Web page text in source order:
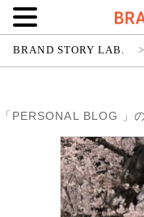
BRAND STORY LAB. >
「PERSONAL BLOG 」